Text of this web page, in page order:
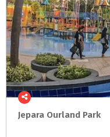
Jepara Ourland Park